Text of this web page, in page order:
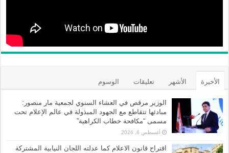
الأخيرة الأشهر تعليقات الوسوم
الوزير مرقص في العشاء السنوي لجمعية مار منصور:
مبادئها تتقاطع مع الجهود المبذولة في عالم الإعلام تحت
مسمى “مكافحة خطاب الكراهية”
أغسطس 6, 2026
اقتراح قانون الاعلام كما عدلته اللجان النيابية المشتركة